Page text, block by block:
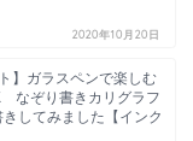
2020年10月20日
】ガラスペンで楽しむ
なぞり書きカリグラフ
してみました【インク